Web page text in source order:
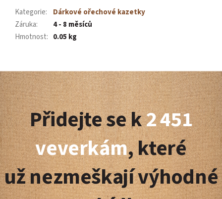
Kategorie:
Dárkové ořechové kazetky
Záruka:
4 - 8 měsíců
Hmotnost: 0.05 kg
Z
á
p
a
t
í
Přidejte se k2 451
veverkám, které
už nezmeškají výhodné